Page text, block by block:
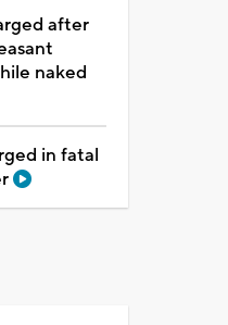
after
naked
in fatal